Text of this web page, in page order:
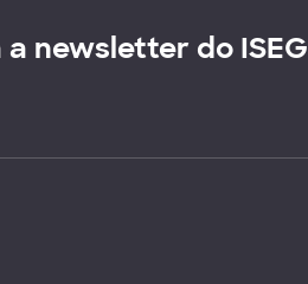
a newsletter do ISEG